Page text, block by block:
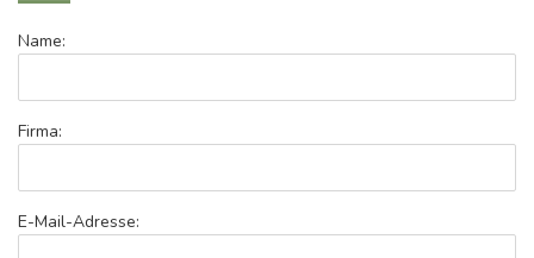
Name:
Firma:
E-Mail-Adresse: